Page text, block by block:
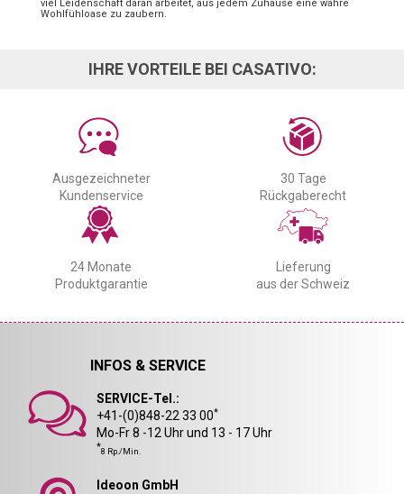
viel Leidenschaft daran arbeitet, aus jedem Zuhause eine wahre
Wohlfühloase zu zaubern.
IHRE VORTEILE BEI CASATIVO:
Ausgezeichneter
Kundenservice
30 Tage
Rückgaberecht
24 Monate
Produktgarantie
Lieferung
aus der Schweiz
INFOS & SERVICE
SERVICE-Tel.:
+41-(0)848-22 33 00*
Mo-Fr 8 -12 Uhr und 13 - 17 Uhr
*8 Rp./Min.
Ideoon GmbH